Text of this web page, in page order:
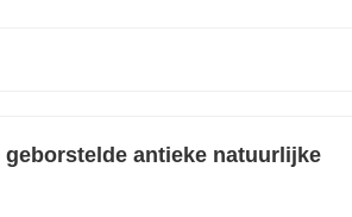
antieke natuurlijke